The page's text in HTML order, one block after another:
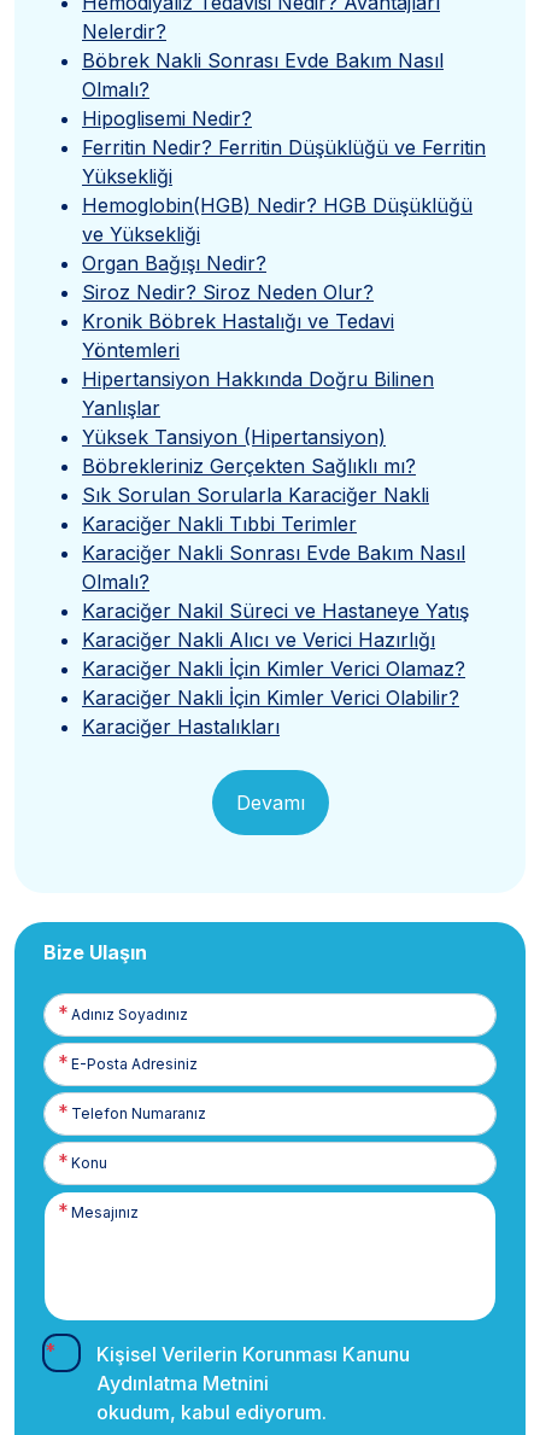
Nelerdir?
Böbrek Nakli Sonrası Evde Bakım Nasıl
Olmalı?
Hipoglisemi Nedir?
Ferritin Nedir? Ferritin Düşüklüğü ve Ferritin
Yüksekliği
Hemoglobin(HGB) Nedir? HGB Düşüklüğü
ve Yüksekliği
Organ Bağışı Nedir?
Siroz Nedir? Siroz Neden Olur?
Kronik Böbrek Hastalığı ve Tedavi
Yöntemleri
Hipertansiyon Hakkında Doğru Bilinen
Yanlışlar
Yüksek Tansiyon (Hipertansiyon)
Böbrekleriniz Gerçekten Sağlıklı mı?
Sık Sorulan Sorularla Karaciğer Nakli
Karaciğer Nakli Tıbbi Terimler
Karaciğer Nakli Sonrası Evde Bakım Nasıl
Olmalı?
Karaciğer Nakil Süreci ve Hastaneye Yatış
Karaciğer Nakli Alıcı ve Verici Hazırlığı
Karaciğer Nakli İçin Kimler Verici Olamaz?
Karaciğer Nakli İçin Kimler Verici Olabilir?
Karaciğer Hastalıkları
Devamı
Bize Ulaşın
Adınız
Soyadınız
E-
Posta
Telefon
Numaranız
Kişisel Verilerin Korunması Kanunu
Aydınlatma Metnini
okudum, kabul ediyorum.